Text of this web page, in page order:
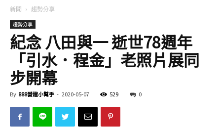
新聞 趨勢分享
趨勢分享
紀念 八田與一 逝世78週年
「引水．程金」老照片展同
步開幕
By 888營建小幫手 - 2020-05-07 529 0